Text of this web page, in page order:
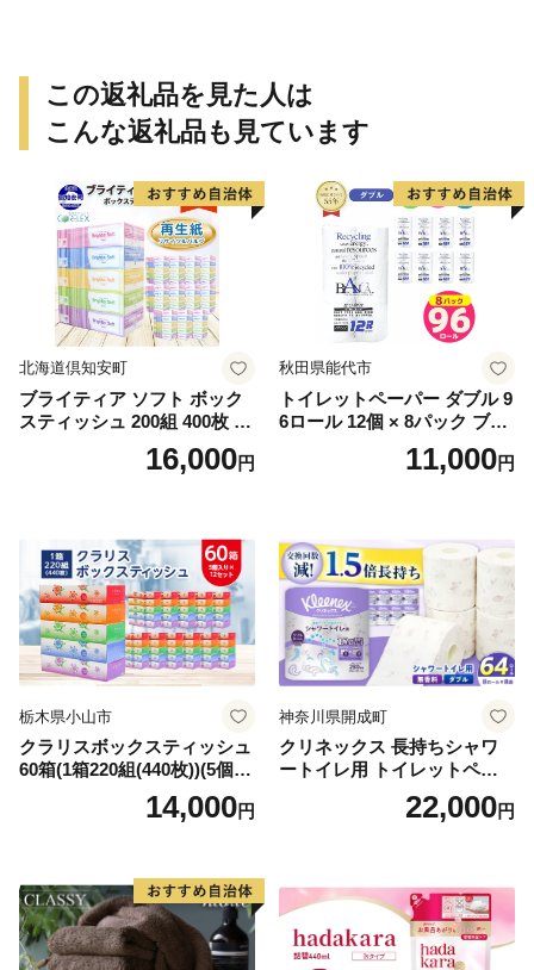
この返礼品を見た人は
こんな返礼品も見ています
北海道倶知安町
ブライティア ソフト ボック
スティッシュ 200組 400枚 60
箱 日本製 まとめ買い ティッ
シュ リサイクル 長持 防災 常
倶知安町 日用品
16,000円
秋田県能代市
トイレットペーパー ダブル 9
6ロール 12個 × 8パック ブラ
ンカ 再生紙 100％ 芯あり 日
用品 消耗品 無香料 生活用品
11,000円
栃木県小山市
クラリスボックスティッシュ
60箱(1箱220組(440枚))(5個入
り×12セット)【1256759】
14,000円
神奈川県開成町
クリネックス 長持ちシャワ
ートイレ用 トイレットペー
パー（ダブル）64ロール(8ロ
ール×8パック) 開成町 トイレ
蓄 防災 エコ 消耗品 生活雑貨
生活用品 無香料 トイレット
ペーパー ダブル といれっと
ぺーぱー トイレ クレシア ト
22,000円